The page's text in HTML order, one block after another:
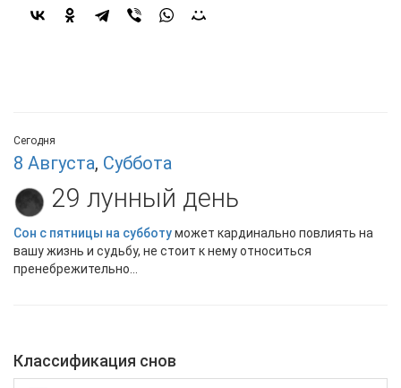
Сегодня
8 Августа, Суббота
29 лунный день
Сон с пятницы на субботуможет кардинально повлиять на
вашу жизнь и судьбу, не стоит к нему относиться
пренебрежительно...
Классификация снов